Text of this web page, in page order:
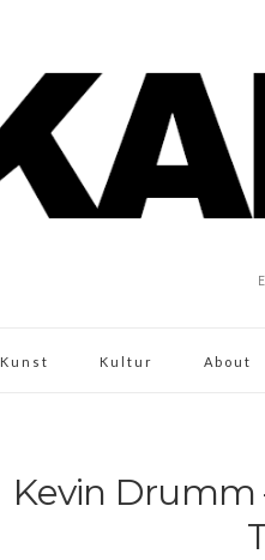
Kunst Kultur About
Kevin Drumm